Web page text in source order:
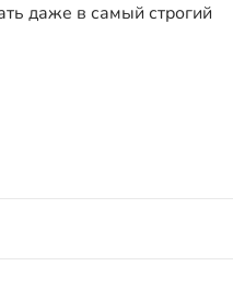
даже в самый строгий